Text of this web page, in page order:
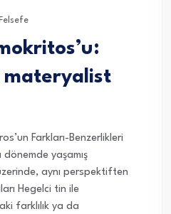
Felsefe
materyalist
Farkları-Benzerlikleri
dönemde yaşamış
aynı perspektiften
Hegelci tin ile
farklılık ya da